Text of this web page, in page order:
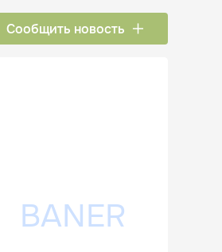
Сообщить новость